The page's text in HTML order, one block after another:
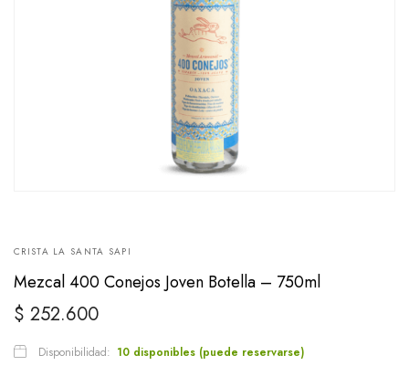
CRISTA LA SANTA SAPI
Mezcal 400 Conejos Joven Botella – 750ml
$ 252.600
Disponibilidad: 10 disponibles (puede reservarse)